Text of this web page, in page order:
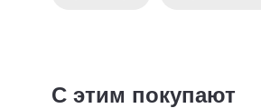
С этим покупают